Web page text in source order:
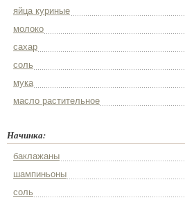
яйца куриные
молоко
сахар
соль
мука
масло растительное
Начинка:
баклажаны
шампиньоны
соль